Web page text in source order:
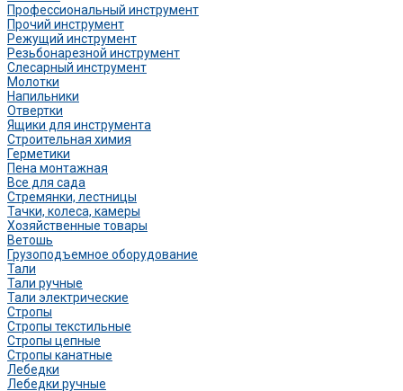
Профессиональный инструмент
Прочий инструмент
Режущий инструмент
Резьбонарезной инструмент
Слесарный инструмент
Молотки
Напильники
Отвертки
Ящики для инструмента
Строительная химия
Герметики
Пена монтажная
Все для сада
Стремянки, лестницы
Тачки, колеса, камеры
Хозяйственные товары
Ветошь
Грузоподъемное оборудование
Тали
Тали ручные
Тали электрические
Стропы
Стропы текстильные
Стропы цепные
Стропы канатные
Лебедки
Лебедки ручные